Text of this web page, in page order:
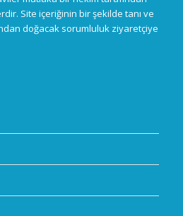
Site içeriğinin bir şekilde tanı ve
doğacak sorumluluk ziyaretçiye